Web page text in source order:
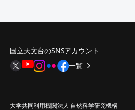
国立天文台のSNSアカウント
一覧
大学共同利用機関法人 自然科学研究機構